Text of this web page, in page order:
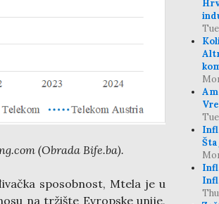
(Obrada Bife.ba).
sposobnost, Mtela je u
na tržište Evropske unije,